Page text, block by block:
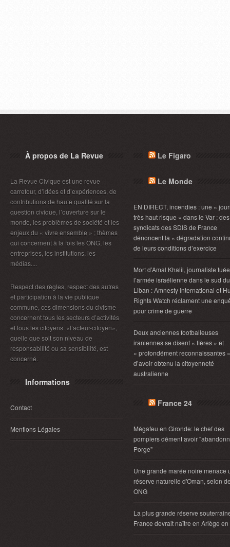
À propos de La Revue
La Revue Civique est une revue
carrefour, d’idées et d’expériences, de
contributions de haute qualité sur la
question civique, l’ouverture sur le
monde, les problèmes de société et les
enjeux du « vivre ensemble » ; thèmes
qui concernent à la fois les ONG, les
entreprises, les institutions, les
médias....
Respect des règles, respect des autres
et participation à la vie publique
commune, ces dimensions du civisme
concernent tous les secteurs d’activités
et tous les citoyens: «l’acteur-citoyen»,
quelle que soit son niveau de
responsabilité ou sa sensibilité, est
concerné.
Informations
Contact
Mentions Légales
Le Figaro
Le Monde
EN DIRECT, incendies : une «
très haut risque » dans le Var ; des
syndicats des SDIS de France
dénoncent la « dégradation
de leurs conditions d’exercice
Mort d’Amal Khalil, journaliste
l’armée israélienne dans le sud du
Liban : Amnesty International et
Rights Watch réclament une
pour crime de guerre
Deux anciennes footballeuses
iraniennes se disent « fières » et
« profondément reconnaissantes »
d’avoir obtenu la citoyenneté
australienne
France 24
Mégafeu en Gironde: le chef des
pompiers dément avoir
Porge"
Une grande marée noire menace
réserve naturelle d'Oman, selon
ONG
La plus grande réserve
France devrait naître en Ariège